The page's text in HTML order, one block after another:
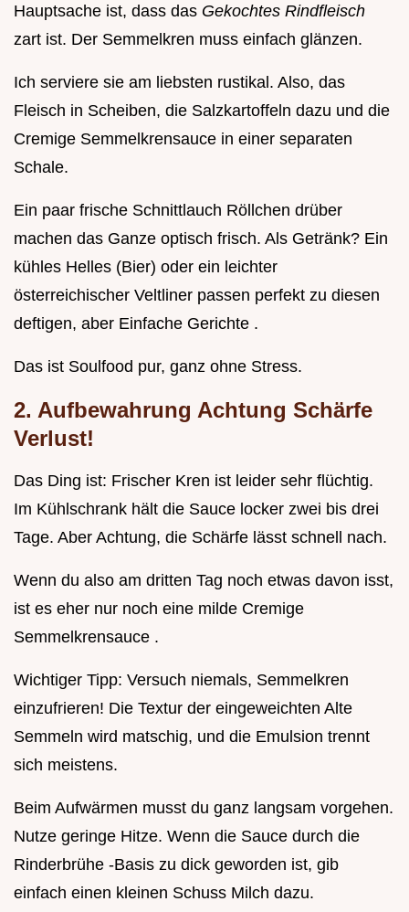
Hauptsache ist, dass das Gekochtes Rindfleisch
zart ist. Der Semmelkren muss einfach glänzen.
Ich serviere sie am liebsten rustikal. Also, das
Fleisch in Scheiben, die Salzkartoffeln dazu und die
Cremige Semmelkrensauce in einer separaten
Schale.
Ein paar frische Schnittlauch Röllchen drüber
machen das Ganze optisch frisch. Als Getränk? Ein
kühles Helles (Bier) oder ein leichter
österreichischer Veltliner passen perfekt zu diesen
deftigen, aber Einfache Gerichte .
Das ist Soulfood pur, ganz ohne Stress.
2. Aufbewahrung Achtung Schärfe
Verlust!
Das Ding ist: Frischer Kren ist leider sehr flüchtig.
Im Kühlschrank hält die Sauce locker zwei bis drei
Tage. Aber Achtung, die Schärfe lässt schnell nach.
Wenn du also am dritten Tag noch etwas davon isst,
ist es eher nur noch eine milde Cremige
Semmelkrensauce .
Wichtiger Tipp: Versuch niemals, Semmelkren
einzufrieren! Die Textur der eingeweichten Alte
Semmeln wird matschig, und die Emulsion trennt
sich meistens.
Beim Aufwärmen musst du ganz langsam vorgehen.
Nutze geringe Hitze. Wenn die Sauce durch die
Rinderbrühe -Basis zu dick geworden ist, gib
einfach einen kleinen Schuss Milch dazu.